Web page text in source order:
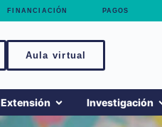
FINANCIACIÓN PAGOS
Aula virtual
Extensión Investigación